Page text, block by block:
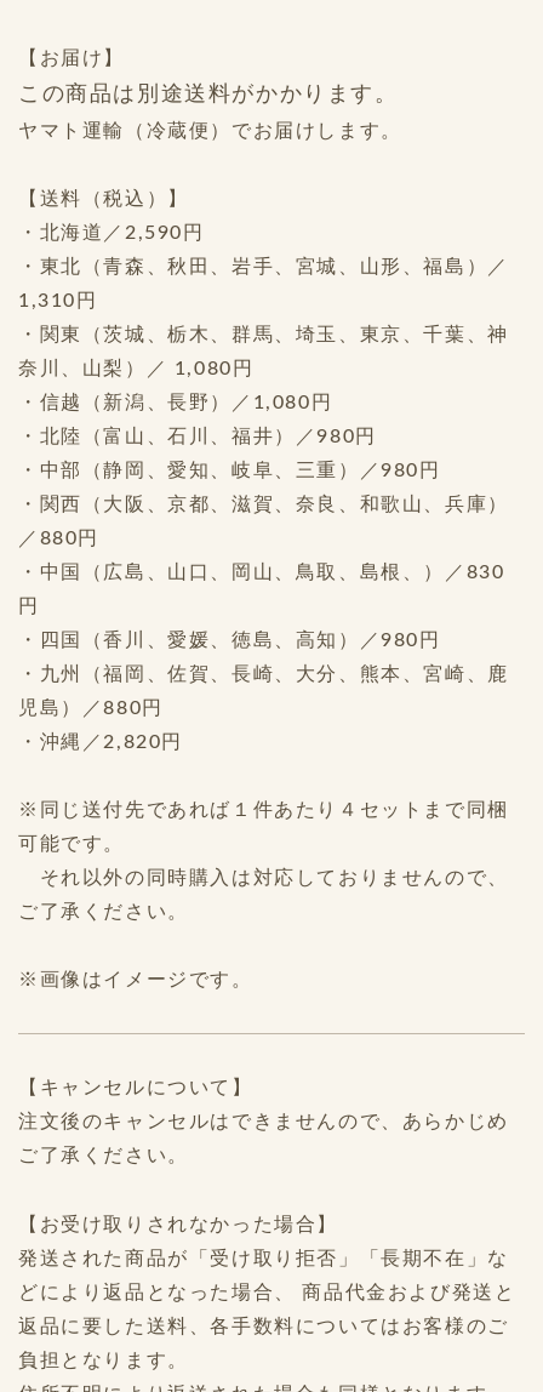
【お届け】
この商品は別途送料がかかります。
ヤマト運輸（冷蔵便）でお届けします。
【送料（税込）】
・北海道／2,590円
・東北（青森、秋田、岩手、宮城、山形、福島）／
1,310円
・関東（茨城、栃木、群馬、埼玉、東京、千葉、神
奈川、山梨）／ 1,080円
・信越（新潟、長野）／1,080円
・北陸（富山、石川、福井）／980円
・中部（静岡、愛知、岐阜、三重）／980円
・関西（大阪、京都、滋賀、奈良、和歌山、兵庫）
／880円
・中国（広島、山口、岡山、鳥取、島根、）／830
円
・四国（香川、愛媛、徳島、高知）／980円
・九州（福岡、佐賀、長崎、大分、熊本、宮崎、鹿
児島）／880円
・沖縄／2,820円
※同じ送付先であれば１件あたり４セットまで同梱
可能です。
それ以外の同時購入は対応しておりませんので、
ご了承ください。
※画像はイメージです。
【キャンセルについて】
注文後のキャンセルはできませんので、あらかじめ
ご了承ください。
【お受け取りされなかった場合】
発送された商品が「受け取り拒否」「長期不在」な
どにより返品となった場合、 商品代金および発送と
返品に要した送料、各手数料についてはお客様のご
負担となります。